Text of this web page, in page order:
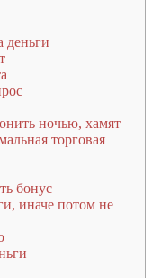
деньги
ночью, хамят
торговая
бонус
иначе потом не